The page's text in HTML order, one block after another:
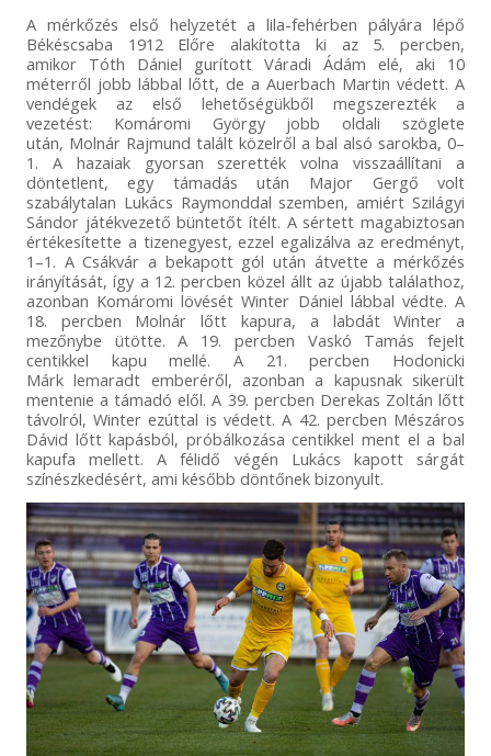
A mérkőzés első helyzetét a lila-fehérben pályára lépő
Békéscsaba 1912 Előre alakította ki az 5. percben,
amikor Tóth Dániel gurított Váradi Ádám elé, aki 10
méterről jobb lábbal lőtt, de a Auerbach Martin védett. A
vendégek az első lehetőségükből megszerezték a
vezetést: Komáromi György jobb oldali szöglete
után, Molnár Rajmund talált közelről a bal alsó sarokba, 0–
1. A hazaiak gyorsan szerették volna visszaállítani a
döntetlent, egy támadás után Major Gergő volt
szabálytalan Lukács Raymonddal szemben, amiért Szilágyi
Sándor játékvezető büntetőt ítélt. A sértett magabiztosan
értékesítette a tizenegyest, ezzel egalizálva az eredményt,
1–1. A Csákvár a bekapott gól után átvette a mérkőzés
irányítását, így a 12. percben közel állt az újabb találathoz,
azonban Komáromi lövését Winter Dániel lábbal védte. A
18. percben Molnár lőtt kapura, a labdát Winter a
mezőnybe ütötte. A 19. percben Vaskó Tamás fejelt
centikkel kapu mellé. A 21. percben Hodonicki
Márk lemaradt emberéről, azonban a kapusnak sikerült
mentenie a támadó elől. A 39. percben Derekas Zoltán lőtt
távolról, Winter ezúttal is védett. A 42. percben Mészáros
Dávid lőtt kapásból, próbálkozása centikkel ment el a bal
kapufa mellett. A félidő végén Lukács kapott sárgát
színészkedésért, ami később döntőnek bizonyult.